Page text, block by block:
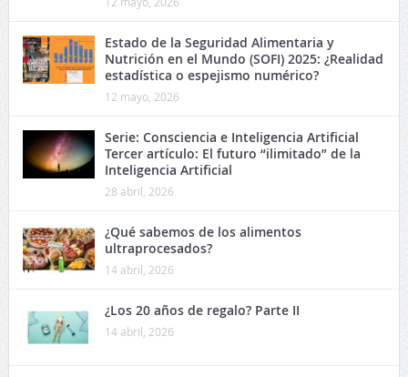
Estado de la Seguridad Alimentaria y
Nutrición en el Mundo (SOFI) 2025: ¿Realidad
estadística o espejismo numérico?
12 mayo, 2026
Serie: Consciencia e Inteligencia Artificial
Tercer artículo: El futuro “ilimitado” de la
Inteligencia Artificial
28 abril, 2026
¿Qué sabemos de los alimentos
ultraprocesados?
14 abril, 2026
¿Los 20 años de regalo? Parte II
14 abril, 2026